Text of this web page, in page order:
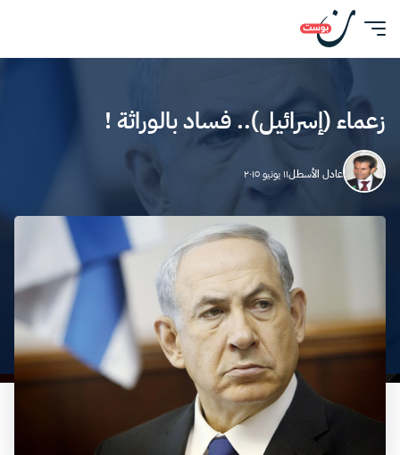
​زعماء (إسرائيل).. فساد بالوراثة !
عادل الأسطل١١ يونيو ٢٠١٥